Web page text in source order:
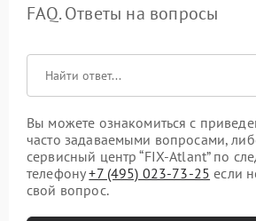
FAQ. Ответы на вопросы
Вы можете ознакомиться с
часто задаваемыми вопросами,
сервисный центр “FIX-Atlant” по
телефону+7 (495) 023-73-25 если
свой вопрос.